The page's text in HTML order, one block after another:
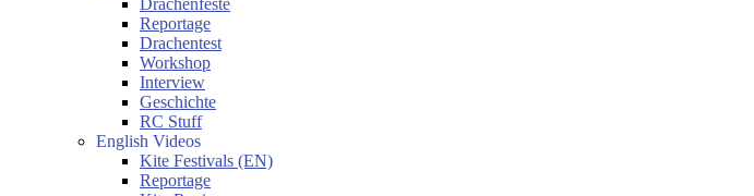
Drachenfeste
Reportage
Drachentest
Workshop
Interview
Geschichte
RC Stuff
English Videos
Kite Festivals (EN)
Reportage